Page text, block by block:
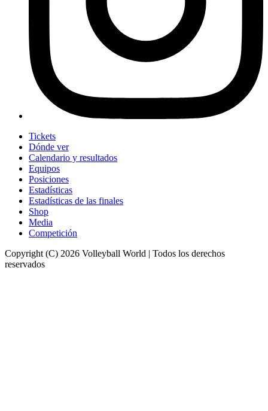
Tickets
Dónde ver
Calendario y resultados
Equipos
Posiciones
Estadísticas
Estadísticas de las finales
Shop
Media
Competición
Copyright (C) 2026 Volleyball World | Todos los derechos
reservados